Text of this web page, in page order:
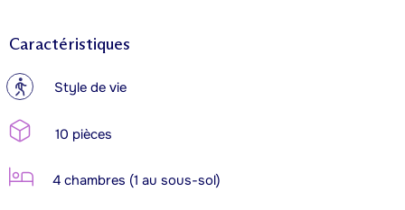
Caractéristiques
? Style de vie
10 pièces
4 chambres (1 au sous-sol)